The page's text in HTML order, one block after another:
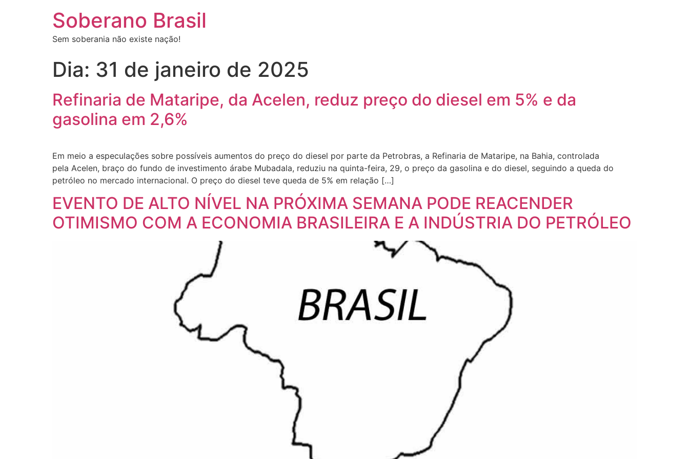
Soberano Brasil
Sem soberania não existe nação!
Dia: 31 de janeiro de 2025
Refinaria de Mataripe, da Acelen, reduz preço do diesel em 5% e da
gasolina em 2,6%
Em meio a especulações sobre possíveis aumentos do preço do diesel por parte da Petrobras, a Refinaria de Mataripe, na Bahia, controlada
pela Acelen, braço do fundo de investimento árabe Mubadala, reduziu na quinta-feira, 29, o preço da gasolina e do diesel, seguindo a queda do
petróleo no mercado internacional. O preço do diesel teve queda de 5% em relação […]
EVENTO DE ALTO NÍVEL NA PRÓXIMA SEMANA PODE REACENDER
OTIMISMO COM A ECONOMIA BRASILEIRA E A INDÚSTRIA DO PETRÓLEO